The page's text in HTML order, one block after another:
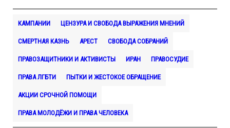
КАМПАНИИ ЦЕНЗУРА И СВОБОДА ВЫРАЖЕНИЯ МНЕНИЙ
СМЕРТНАЯ КАЗНЬ АРЕСТ СВОБОДА СОБРАНИЙ
ПРАВОЗАЩИТНИКИ И АКТИВИСТЫ ИРАН ПРАВОСУДИЕ
ПРАВА ЛГБТИ ПЫТКИ И ЖЕСТОКОЕ ОБРАЩЕНИЕ
АКЦИИ СРОЧНОЙ ПОМОЩИ
ПРАВА МОЛОДЁЖИ И ПРАВА ЧЕЛОВЕКА